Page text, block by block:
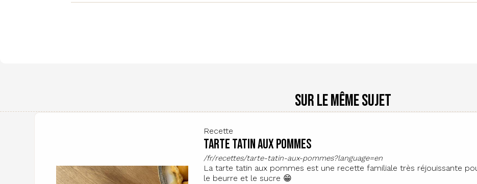
Sur le même sujet
Recette
Tarte tatin aux pommes
/fr/recettes/tarte-tatin-aux-pommes?language=en
La tarte tatin aux pommes est une recette familiale très réjouissante
le beurre et le sucre 😁